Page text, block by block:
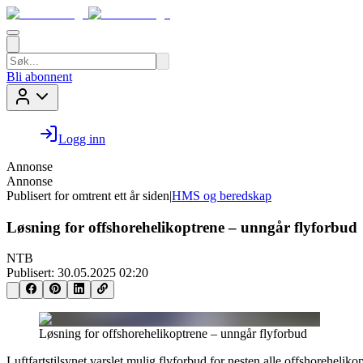
Bli abonnent
Logg inn
Annonse
Annonse
Publisert for omtrent ett år siden|HMS og beredskap
Løsning for offshorehelikoptrene – unngår flyforbud
NTB
Publisert: 30.05.2025 02:20
Løsning for offshorehelikoptrene – unngår flyforbud